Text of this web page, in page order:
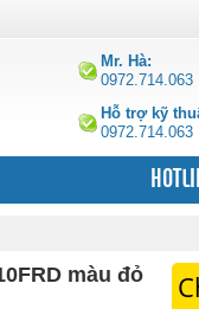
Mr. Hà:
0972.714.063
Hỗ trợ kỹ
0972.714.063
màu đỏ